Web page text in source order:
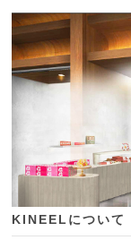
KINEELについて